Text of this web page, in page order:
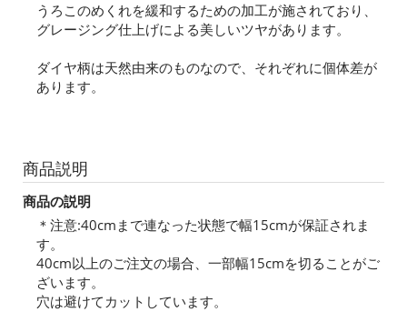
うろこのめくれを緩和するための加工が施されており、
グレージング仕上げによる美しいツヤがあります。
ダイヤ柄は天然由来のものなので、それぞれに個体差が
あります。
商品説明
商品の説明
＊注意:40cmまで連なった状態で幅15cmが保証されま
す。
40cm以上のご注文の場合、一部幅15cmを切ることがご
ざいます。
穴は避けてカットしています。